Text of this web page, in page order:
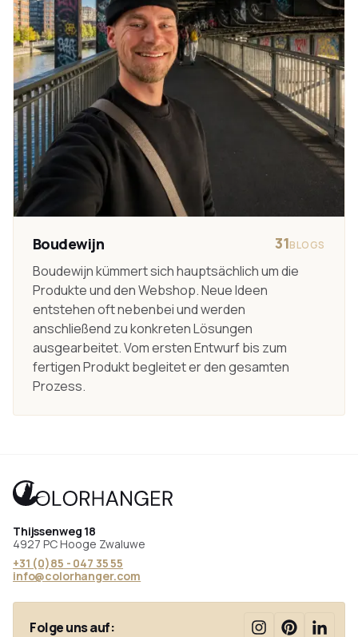
Boudewijn 31BLOGS
Boudewijn kümmert sich hauptsächlich um die
Produkte und den Webshop. Neue Ideen
entstehen oft nebenbei und werden
anschließend zu konkreten Lösungen
ausgearbeitet. Vom ersten Entwurf bis zum
fertigen Produkt begleitet er den gesamten
Prozess.
Thijssenweg 18
4927 PC Hooge Zwaluwe
+31 (0)85 - 047 35 55
info@colorhanger.com
Folge uns auf: